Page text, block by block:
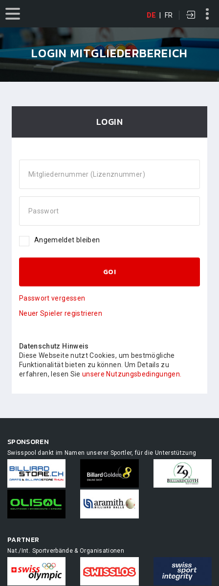
DE | FR
LOGIN MITGLIEDERBEREICH
LOGIN
Mitgliedernummer (Lizenznummer)
Passwort
Angemeldet bleiben
GO!
Passwort vergessen
Neuer Spieler registrieren
Datenschutz Hinweis
Diese Webseite nutzt Cookies, um bestmögliche
Funktionalität bieten zu können. Um Details zu
erfahren, lesen Sie unsere Nutzungsbedingungen.
SPONSOREN
Swisspool dankt im Namen unserer Sportler, für die Unterstützung
PARTNER
Nat./Int. Sportverbände & Organisationen